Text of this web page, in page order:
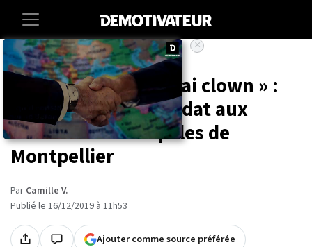
Accueil Societe Animaux
« Autant élire un vrai clown » :
Rémi Gaillard candidat aux
élections municipales de
Montpellier
Par Camille V.
Publié le 16/12/2019 à 11h53
Ajouter comme source préférée
×